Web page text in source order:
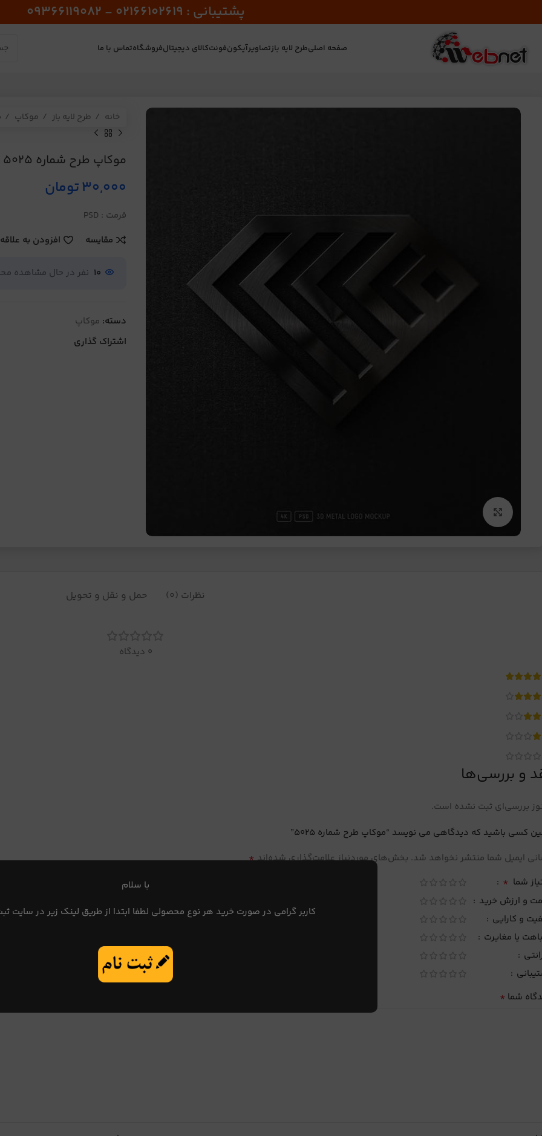
با سلام
کاربر گرامی در صورت خرید هر نوع محصولی لطفا ابتدا از طریق لینک زیر در سایت
پشتیبانی : 02166102619 - 09366119082
صفحه اصلیطرح لایه بازتصاویرآیکونفونتکالای دیجیتالفروشگاهتماس با ما
خانه طرح لایه باز موکاپ
موکاپ طرح شماره 5025
30,000تومان
فرمت : PSD
مقایسه
افزودن به
10 نفر در حال مشاهده
دسته: موکاپ
اشتراک گذاری
نظرات (0) حمل و نقل و تحویل
0 دیدگاه
و بررسی‌ها
بررسی‌ای ثبت نشده است.
کسی باشید که دیدگاهی می نویسد “موکاپ طرح شماره 5025”
ایمیل شما منتشر نخواهد شد. بخش‌های موردنیاز علامت‌گذاری شده‌اند*
شما *
و ارزش خرید
و کارایی
یا مغایرت
شما *